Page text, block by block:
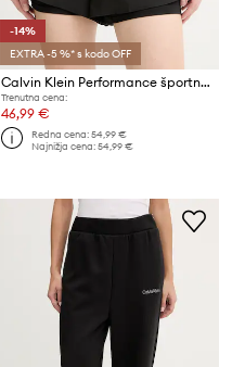
-14%
EXTRA -5 %* s kodo OFF
Calvin Klein Performance športne kratke hlače ženske
Trenutna cena:
46,99 €
Redna cena:54,99 €
Najnižja cena:54,99 €